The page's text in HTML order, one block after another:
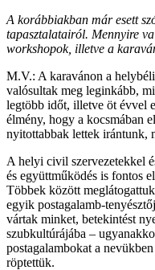
A korábbiakban már esett
tapasztalatairól. Mennyire
workshopok, illetve a
M.V.: A karavánon a
valósultak meg leginkább,
legtöbb időt, illetve öt évvel
élmény, hogy a kocsmában
nyitottabbak lettek irántunk,
A helyi civil szervezetekkel
és együttműködés is fontos
Többek között
egyik postagalamb-
vártak minket, betekintést
szubkultúrájába –
postagalambokat a
röptettük.